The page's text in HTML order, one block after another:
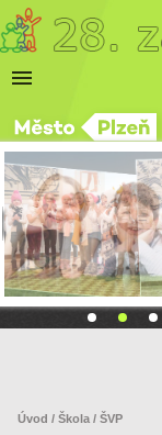
Úvod / Škola / ŠVP